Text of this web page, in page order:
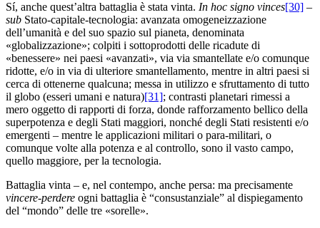
Sí, anche quest’altra battaglia è stata vinta. In hoc signo vinces[30] –
sub Stato-capitale-tecnologia: avanzata omogeneizzazione
dell’umanità e del suo spazio sul pianeta, denominata
«globalizzazione»; colpiti i sottoprodotti delle ricadute di
«benessere» nei paesi «avanzati», via via smantellate e/o comunque
ridotte, e/o in via di ulteriore smantellamento, mentre in altri paesi si
cerca di ottenerne qualcuna; messa in utilizzo e sfruttamento di tutto
il globo (esseri umani e natura)[31]; contrasti planetari rimessi a
mero oggetto di rapporti di forza, donde rafforzamento bellico della
superpotenza e degli Stati maggiori, nonché degli Stati resistenti e/o
emergenti – mentre le applicazioni militari o para-militari, o
comunque volte alla potenza e al controllo, sono il vasto campo,
quello maggiore, per la tecnologia.
Battaglia vinta – e, nel contempo, anche persa: ma precisamente
vincere-perdere ogni battaglia è “consustanziale” al dispiegamento
del “mondo” delle tre «sorelle».